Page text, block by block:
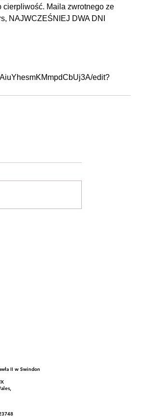
cierpliwość. Maila zwrotnego ze
NAJWCZEŚNIEJ DWA DNI
edit?
II w Swindon